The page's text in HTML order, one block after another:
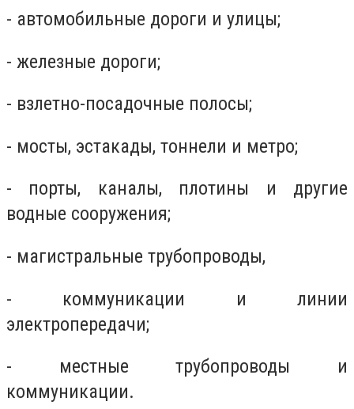
- автомобильные дороги и улицы;
- железные дороги;
- взлетно-посадочные полосы;
- мосты, эстакады, тоннели и метро;
- порты, каналы, плотины и другие
водные сооружения;
- магистральные трубопроводы,
- коммуникации и линии
электропередачи;
- местные трубопроводы и
коммуникации.